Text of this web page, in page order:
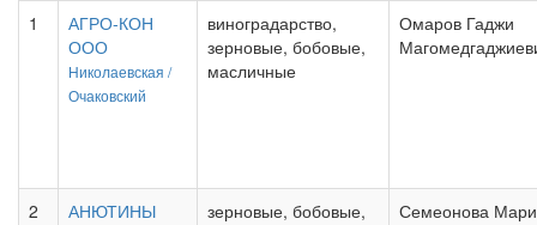
1
АГРО-КОН
ООО
Николаевская /
Очаковский
виноградарство,
зерновые, бобовые,
масличные
Омаров Гаджи
2
АНЮТИНЫ
зерновые, бобовые,
Семеонова